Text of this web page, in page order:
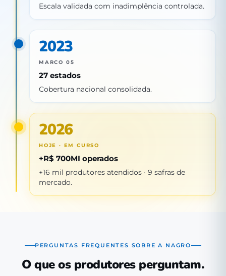
Escala validada com inadimplência controlada.
2023
MARCO 05
27 estados
Cobertura nacional consolidada.
2026
HOJE · EM CURSO
+R$ 700MI operados
+16 mil produtores atendidos · 9 safras de
mercado.
PERGUNTAS FREQUENTES SOBRE A NAGRO
O que os produtores perguntam.